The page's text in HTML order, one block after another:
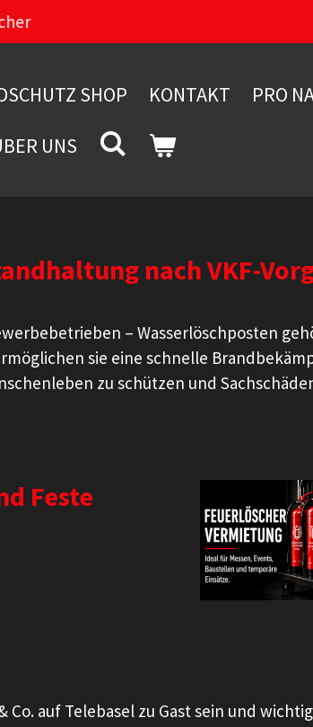
SHOP KONTAKT PRO
UNS
nach VKF-
– Wasserlöschposten
sie eine schnelle
zu schützen und
Feste
auf Telebasel zu Gast sein und